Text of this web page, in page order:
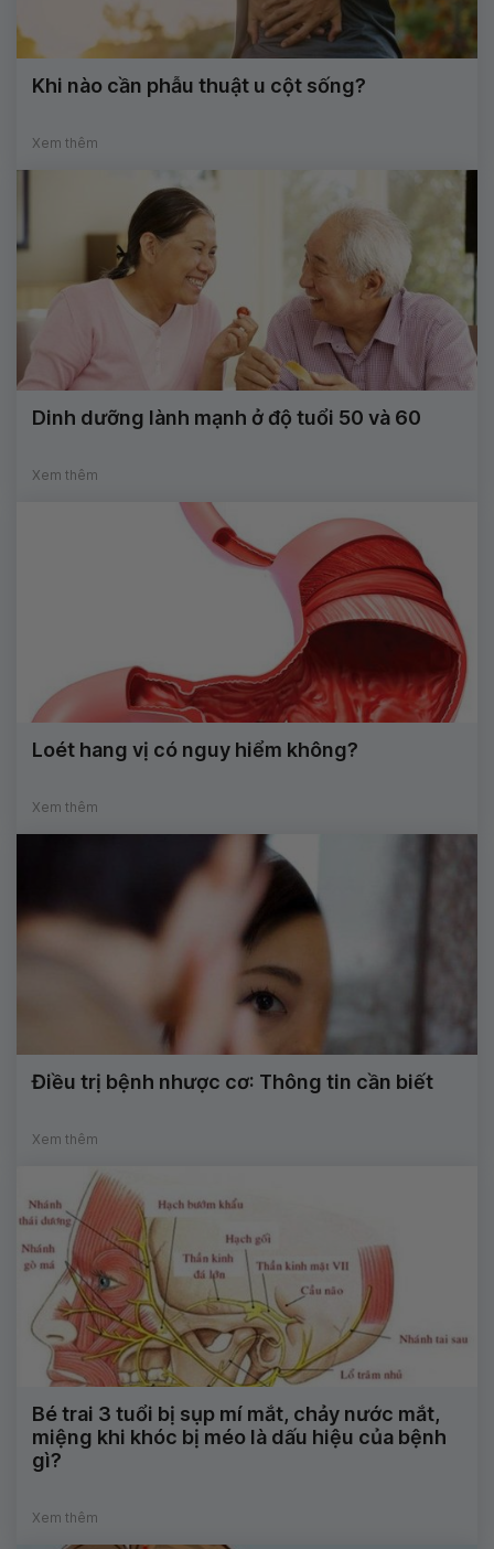
Khi nào cần phẫu thuật u cột sống?
Xem thêm
Dinh dưỡng lành mạnh ở độ tuổi 50 và 60
Xem thêm
Loét hang vị có nguy hiểm không?
Xem thêm
Điều trị bệnh nhược cơ: Thông tin cần biết
Xem thêm
Bé trai 3 tuổi bị sụp mí mắt, chảy nước mắt,
miệng khi khóc bị méo là dấu hiệu của bệnh
gì?
Xem thêm